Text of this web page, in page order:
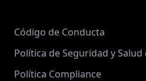
Código de Conducta
Política de Seguridad y Salud
Política Compliance